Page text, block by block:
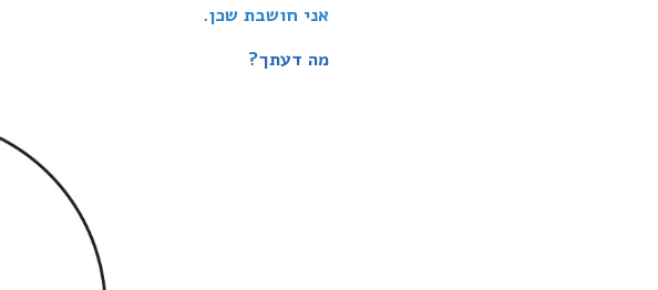
אני חושבת שכן.
מה דעתך?